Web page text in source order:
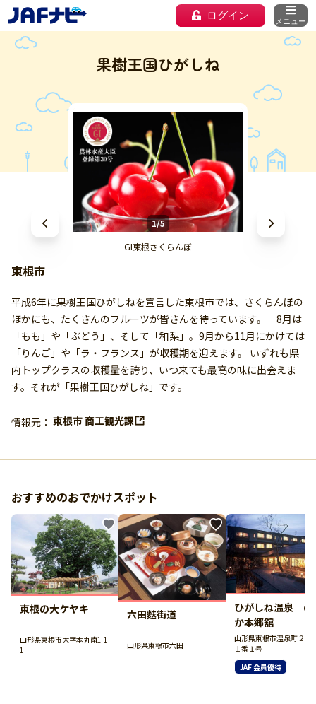
ログイン メニュー
果樹王国ひがしね
1/5
GI東根さくらんぼ
東根市
平成6年に果樹王国ひがしねを宣言した東根市では、さくらんぼの
ほかにも、たくさんのフルーツが皆さんを待っています。 8月は
「もも」や「ぶどう」、そして「和梨」。9月から11月にかけては
「りんご」や「ラ・フランス」が収穫期を迎えます。 いずれも県
内トップクラスの収穫量を誇り、いつ来ても最高の味に出会えま
す。それが「果樹王国ひがしね」です。
情報元： 東根市 商工観光課
おすすめのおでかけスポット
東根の大ケヤキ
山形県東根市大字本丸南1-1-
1
六田麩街道
山形県東根市六田
ひがしね温泉 の
か本郷舘
山形県東根市温泉町２丁
１番１号
JAF 会員優待